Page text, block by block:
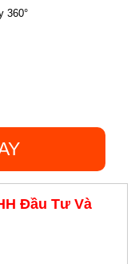
360°
Đầu Tư Và